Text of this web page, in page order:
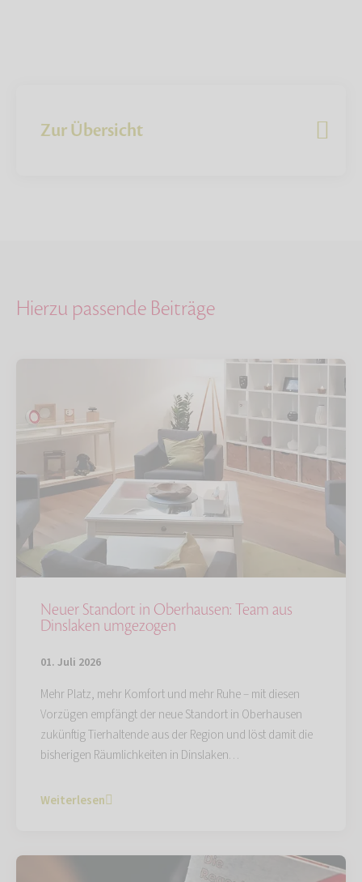
Zur Übersicht
Hierzu passende Beiträge
Neuer Standort in Oberhausen: Team aus
Dinslaken umgezogen
01. Juli 2026
Mehr Platz, mehr Komfort und mehr Ruhe – mit diesen
Vorzügen empfängt der neue Standort in Oberhausen
zukünftig Tierhaltende aus der Region und löst damit die
bisherigen Räumlichkeiten in Dinslaken…
Weiterlesen